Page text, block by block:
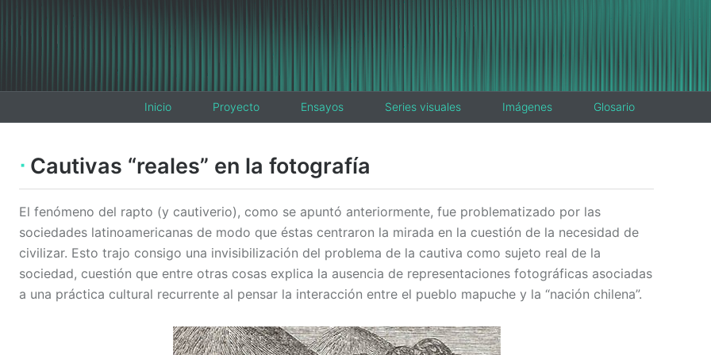
Inicio Proyecto Ensayos Series visuales Imágenes Glosario
Cautivas “reales” en la fotografía
El fenómeno del rapto (y cautiverio), como se apuntó anteriormente, fue problematizado por las
sociedades latinoamericanas de modo que éstas centraron la mirada en la cuestión de la necesidad de
civilizar. Esto trajo consigo una invisibilización del problema de la cautiva como sujeto real de la
sociedad, cuestión que entre otras cosas explica la ausencia de representaciones fotográficas asociadas
a una práctica cultural recurrente al pensar la interacción entre el pueblo mapuche y la “nación chilena”.